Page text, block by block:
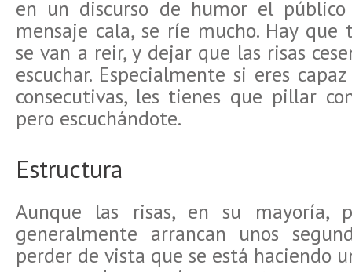
en un discurso de humor el
mensaje cala, se ríe mucho. Hay
se van a reir, y dejar que las risas
escuchar. Especialmente si eres
consecutivas, les tienes que pillar
pero escuchándote.
Estructura
Aunque las risas, en su mayoría,
generalmente arrancan unos
perder de vista que se está haciendo